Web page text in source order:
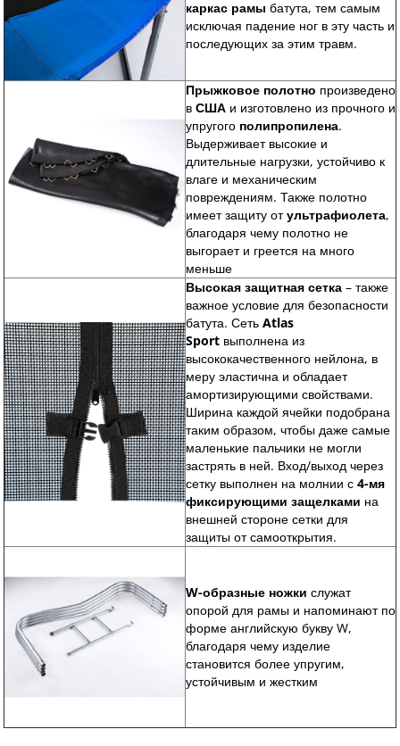
каркас рамы батута, тем самым
исключая падение ног в эту часть и
последующих за этим травм.
Прыжковое полотно произведено
в США и изготовлено из прочного и
упругого полипропилена.
Выдерживает высокие и
длительные нагрузки, устойчиво к
влаге и механическим
повреждениям. Также полотно
имеет защиту отультрафиолета,
благодаря чему полотно не
выгорает и греется на много
меньше
Высокая защитная сетка – также
важное условие для безопасности
батута. Сеть Atlas
Sport выполнена из
высококачественного нейлона, в
меру эластична и обладает
амортизирующими свойствами.
Ширина каждой ячейки подобрана
таким образом, чтобы даже самые
маленькие пальчики не могли
застрять в ней. Вход/выход через
сетку выполнен на молнии с 4-мя
фиксирующими защелками на
внешней стороне сетки для
защиты от самооткрытия.
W-образные ножки служат
опорой для рамы и напоминают по
форме английскую букву W,
благодаря чему изделие
становится более упругим,
устойчивым и жестким